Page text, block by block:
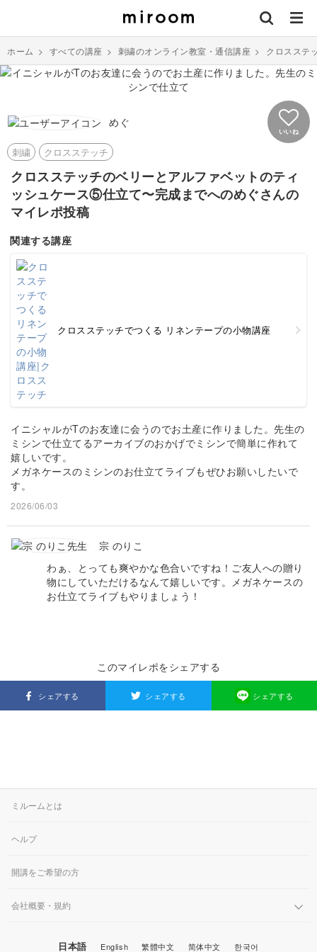
ホーム > すべての講座 > 刺繍のオンライン教室・通信講座 > クロスステ
めぐ
いいね
刺繍 クロスステッチ
クロスステッチのベリーとアルファベットのティ
ッシュケース⑤仕立て〜完成までへのめぐさんの
マイレポ投稿
関連する講座
クロスステッチでつくる リネンテープの小物講座
イニシャルがTのお友達に会うのでお土産に作りました。先生の
ミシンで仕立てるアーカイブのおかげでミシンで簡単に作れて
嬉しいです。
メガネケースのミシンのお仕立てライブもぜひお願いしたいで
す。
2026/06/03
宗 のりこ
わぁ、とっても爽やかな色合いですね！ご友人への贈り
物にしていただけるなんて嬉しいです。メガネケースの
お仕立てライブもやりましょう！
このマイレポをシェアする
シェアする シェアする シェアする
ミルームとは
ヘルプ
開講をご希望の方
会社概要・規約
日本語 English 繁體中文 简体中文 한국어